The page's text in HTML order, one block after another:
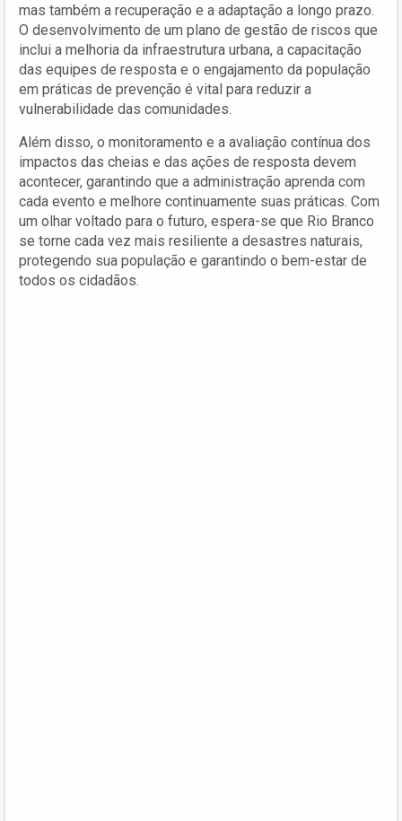
mas também a recuperação e a adaptação a longo prazo.
O desenvolvimento de um plano de gestão de riscos que
inclui a melhoria da infraestrutura urbana, a capacitação
das equipes de resposta e o engajamento da população
em práticas de prevenção é vital para reduzir a
vulnerabilidade das comunidades.
Além disso, o monitoramento e a avaliação contínua dos
impactos das cheias e das ações de resposta devem
acontecer, garantindo que a administração aprenda com
cada evento e melhore continuamente suas práticas. Com
um olhar voltado para o futuro, espera-se que Rio Branco
se torne cada vez mais resiliente a desastres naturais,
protegendo sua população e garantindo o bem-estar de
todos os cidadãos.